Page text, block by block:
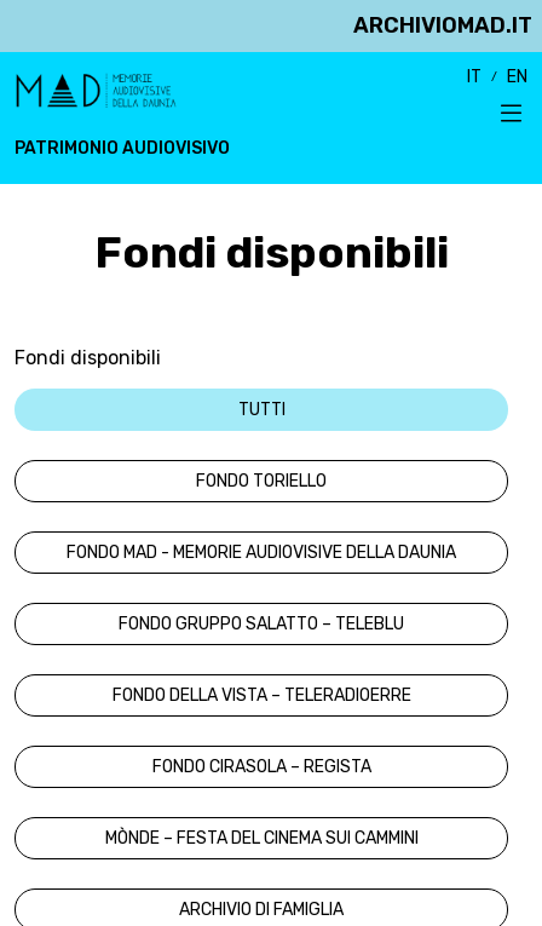
ARCHIVIOMAD.IT
PATRIMONIO AUDIOVISIVO
IT EN
Fondi disponibili
Fondi disponibili
TUTTI
FONDO TORIELLO
FONDO MAD - MEMORIE AUDIOVISIVE DELLA DAUNIA
FONDO GRUPPO SALATTO – TELEBLU
FONDO DELLA VISTA – TELERADIOERRE
FONDO CIRASOLA – REGISTA
MÒNDE – FESTA DEL CINEMA SUI CAMMINI
ARCHIVIO DI FAMIGLIA